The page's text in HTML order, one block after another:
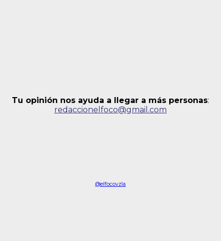
Tu opinión nos ayuda a llegar a más personas:
redaccionelfoco@gmail.com
@elfocovzla